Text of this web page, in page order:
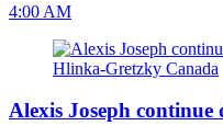
4:00 AM
Alexis Joseph continue